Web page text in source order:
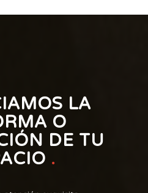
LA
O
DE TU
.